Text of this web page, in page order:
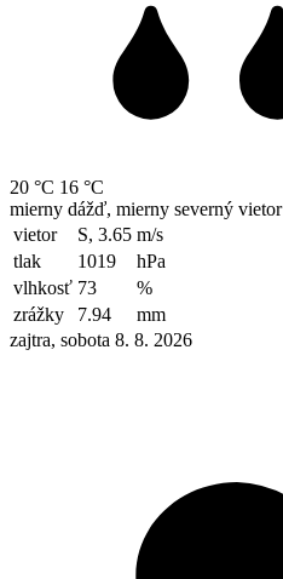
20 °C 16 °C
mierny dážď, mierny severný vietor
vietor
S, 3.65 m/s
tlak
1019
hPa
vlhkosť 73
%
zrážky
7.94
mm
zajtra, sobota 8. 8. 2026